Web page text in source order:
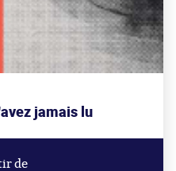
jamais lu
de